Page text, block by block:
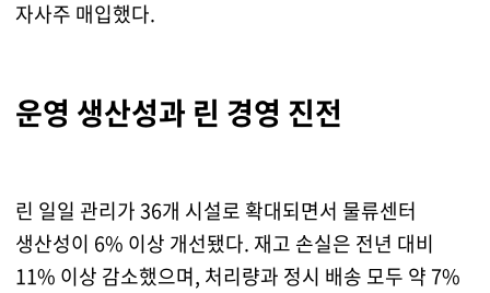
자사주 매입했다.
운영 생산성과 린 경영 진전
린 일일 관리가 36개 시설로 확대되면서 물류센터
생산성이 6% 이상 개선됐다. 재고 손실은 전년 대비
11% 이상 감소했으며, 처리량과 정시 배송 모두 약 7%